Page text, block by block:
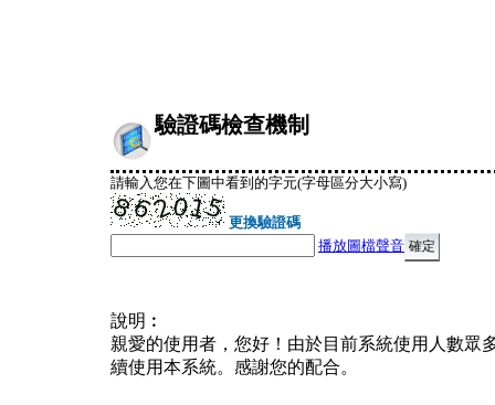
驗證碼檢查機制
請輸入您在下圖中看到的字元(字母區分大小寫)
更換驗證碼
播放圖檔聲音
說明︰
親愛的使用者，您好！由於目前系統使用人數眾
續使用本系統。感謝您的配合。